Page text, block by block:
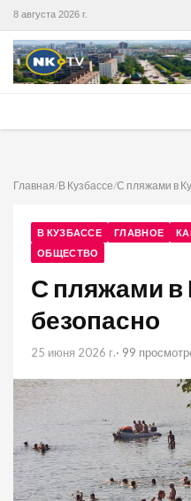
8 августа 2026 г.
Главная/В Кузбассе/С пляжами в
В КУЗБАССЕ ГЛАВНОЕ
ОБЩЕСТВО
С пляжами в
безопасно
25 июня 2026 г.· 99